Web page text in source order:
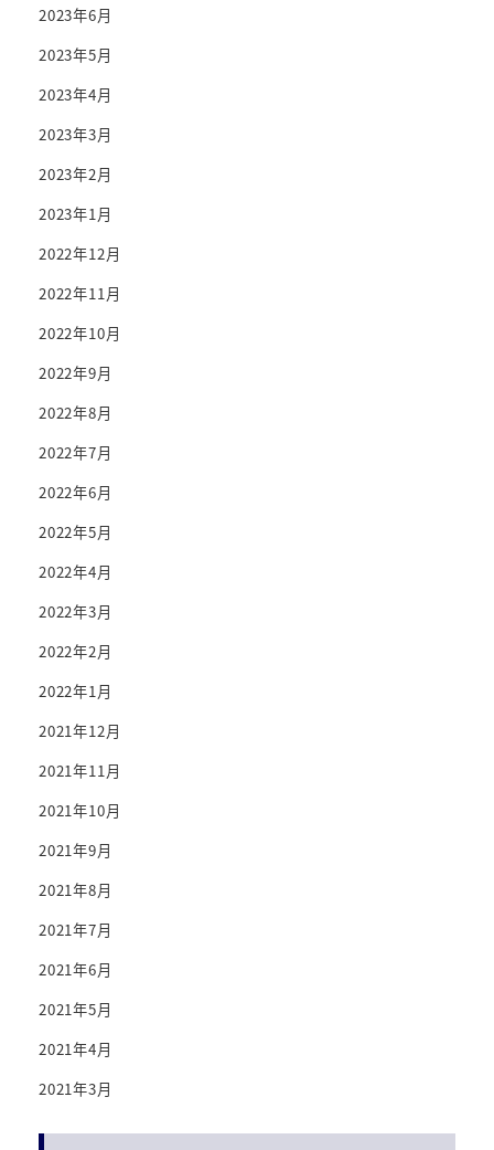
2023年6月
2023年5月
2023年4月
2023年3月
2023年2月
2023年1月
2022年12月
2022年11月
2022年10月
2022年9月
2022年8月
2022年7月
2022年6月
2022年5月
2022年4月
2022年3月
2022年2月
2022年1月
2021年12月
2021年11月
2021年10月
2021年9月
2021年8月
2021年7月
2021年6月
2021年5月
2021年4月
2021年3月